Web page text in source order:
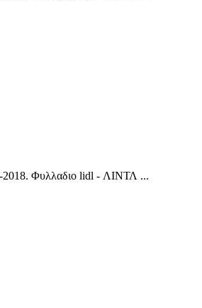
2018. Φυλλαδιο lidl - ΛΙΝΤΛ ...